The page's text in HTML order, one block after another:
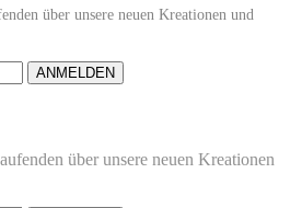
über unsere neuen Kreationen und
ANMELDEN
über unsere neuen Kreationen